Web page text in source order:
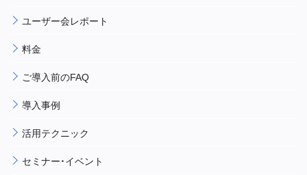
ユーザー会レポート
料金
ご導入前のFAQ
導入事例
活用テクニック
セミナー・イベント